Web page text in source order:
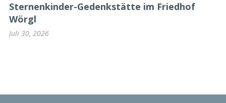
Sternenkinder-Gedenkstätte im Friedhof
Wörgl
Juli 30, 2026